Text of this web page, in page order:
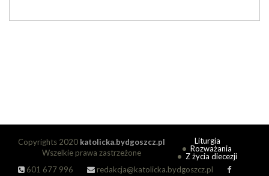
Copyrights 2020 katolicka.bydgoszcz.pl
Wszelkie prawa zastrzeżone
601 677 996
redakcja@katolicka.bydgoszcz.pl
Liturgia
Rozważania
Z życia diecezji